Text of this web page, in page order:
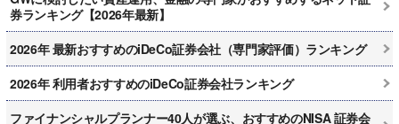
券ランキング【2026年最新】
2026年 最新おすすめのiDeCo証券会社（専門家評価）ランキング
2026年 利用者おすすめのiDeCo証券会社ランキング
ファイナンシャルプランナー40人が選ぶ、おすすめのNISA 証券会